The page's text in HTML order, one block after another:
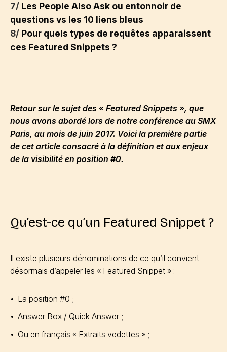
7/ Les People Also Ask ou entonnoir de
questions vs les 10 liens bleus
8/ Pour quels types de requêtes apparaissent
ces Featured Snippets ?
Retour sur le sujet des « Featured Snippets », que
nous avons abordé lors de notre conférence au SMX
Paris, au mois de juin 2017. Voici la première partie
de cet article consacré à la définition et aux enjeux
de la visibilité en position #0.
Qu’est-ce qu’un Featured Snippet ?
Il existe plusieurs dénominations de ce qu’il convient
désormais d’appeler les « Featured Snippet » :
La position #0 ;
Answer Box / Quick Answer ;
Ou en français « Extraits vedettes » ;